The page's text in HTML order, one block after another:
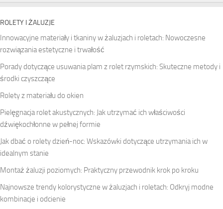
ROLETY I ŻALUZJE
Innowacyjne materiały i tkaniny w żaluzjach i roletach: Nowoczesne
rozwiązania estetyczne i trwałość
Porady dotyczące usuwania plam z rolet rzymskich: Skuteczne metody i
środki czyszczące
Rolety z materiału do okien
Pielęgnacja rolet akustycznych: Jak utrzymać ich właściwości
dźwiękochłonne w pełnej formie
Jak dbać o rolety dzień-noc: Wskazówki dotyczące utrzymania ich w
idealnym stanie
Montaż żaluzji poziomych: Praktyczny przewodnik krok po kroku
Najnowsze trendy kolorystyczne w żaluzjach i roletach: Odkryj modne
kombinacje i odcienie